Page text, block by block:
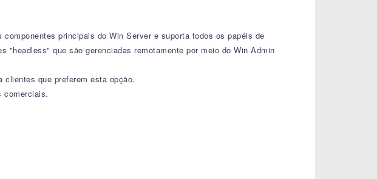
principais do Win Server e suporta todos os papéis de
que são gerenciadas remotamente por meio do Win Admin
que preferem esta opção.
comerciais.